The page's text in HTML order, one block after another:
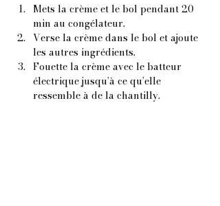
Mets la crème et le bol pendant 20
min au congélateur.
Verse la crème dans le bol et ajoute
les autres ingrédients.
Fouette la crème avec le batteur
électrique jusqu’à ce qu’elle
ressemble à de la chantilly.